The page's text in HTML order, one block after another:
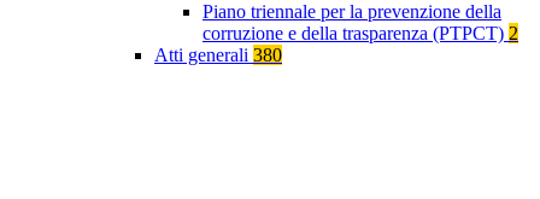
Piano triennale per la prevenzione della
corruzione e della trasparenza (PTPCT) 2
Atti generali 380